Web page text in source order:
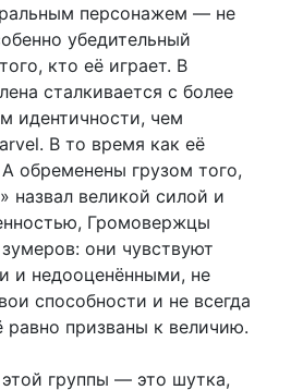
персонажем — не
убедительный
кто её играет. В
сталкивается с более
идентичности, чем
В то время как её
обременены грузом того,
назвал великой силой и
Громовержцы
они чувствуют
и недооценёнными, не
способности и не всегда
равно призваны к величию.
этой группы — это шутка,